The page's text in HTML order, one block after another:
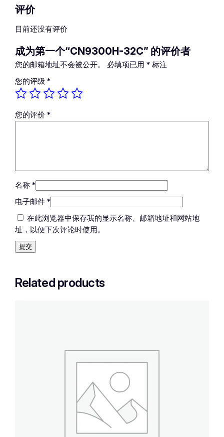
3
C
量
评价
目前还没有评价
成为第一个“CN9300H-32C” 的评价者
您的邮箱地址不会被公开。 必填项已用* 标注
您的评级*
您的评价*
名称*
电子邮件*
在此浏览器中保存我的显示名称、邮箱地址和网站地
址，以便下次评论时使用。
Related products